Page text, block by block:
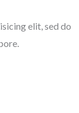
elit, sed do